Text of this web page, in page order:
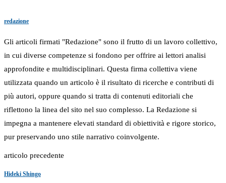
redazione
Gli articoli firmati "Redazione" sono il frutto di un lavoro collettivo,
in cui diverse competenze si fondono per offrire ai lettori analisi
approfondite e multidisciplinari. Questa firma collettiva viene
utilizzata quando un articolo è il risultato di ricerche e contributi di
più autori, oppure quando si tratta di contenuti editoriali che
riflettono la linea del sito nel suo complesso. La Redazione si
impegna a mantenere elevati standard di obiettività e rigore storico,
pur preservando uno stile narrativo coinvolgente.
articolo precedente
Hideki Shingo